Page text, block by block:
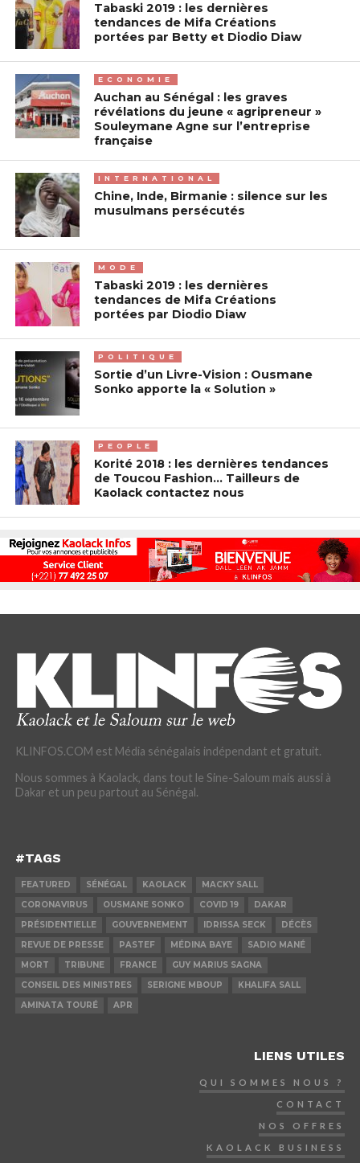
Tabaski 2019 : les dernières
tendances de Mifa Créations
portées par Betty et Diodio Diaw
ECONOMIE
Auchan au Sénégal : les graves
révélations du jeune « agripreneur »
Souleymane Agne sur l’entreprise
française
INTERNATIONAL
Chine, Inde, Birmanie : silence sur les
musulmans persécutés
MODE
Tabaski 2019 : les dernières
tendances de Mifa Créations
portées par Diodio Diaw
POLITIQUE
Sortie d’un Livre-Vision : Ousmane
Sonko apporte la « Solution »
PEOPLE
Korité 2018 : les dernières tendances
de Toucou Fashion… Tailleurs de
Kaolack contactez nous
KLINFOS.COM est Média sénégalais indépendant et gratuit.
Nous sommes à Kaolack, dans tout le Sine-Saloum mais aussi à
Dakar et un peu partout au Sénégal.
#TAGS
FEATURED SÉNÉGAL KAOLACK
MACKY SALL
CORONAVIRUS
OUSMANE SONKO COVID 19
DAKAR
PRÉSIDENTIELLE
GOUVERNEMENT IDRISSA SECK
DÉCÈS
REVUE DE PRESSE
PASTEF MÉDINA BAYE
SADIO MANÉ
MORT
TRIBUNE FRANCE
GUY MARIUS SAGNA
CONSEIL DES MINISTRES
SERIGNE MBOUP
KHALIFA SALL
AMINATA TOURÉ
APR
LIENS UTILES
QUI SOMMES NOUS ?
CONTACT
NOS OFFRES
KAOLACK BUSINESS